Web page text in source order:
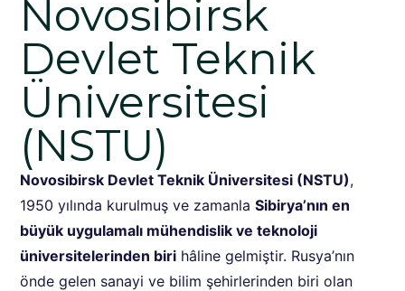
Novosibirsk
Devlet Teknik
Üniversitesi
(NSTU)
Novosibirsk Devlet Teknik Üniversitesi (NSTU),
1950 yılında kurulmuş ve zamanla Sibirya’nın en
büyük uygulamalı mühendislik ve teknoloji
üniversitelerinden biri hâline gelmiştir. Rusya’nın
önde gelen sanayi ve bilim şehirlerinden biri olan